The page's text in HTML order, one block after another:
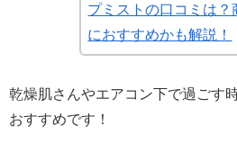
プミストの口コミは？
におすすめかも解説！
乾燥肌さんやエアコン下で過ごす
おすすめです！